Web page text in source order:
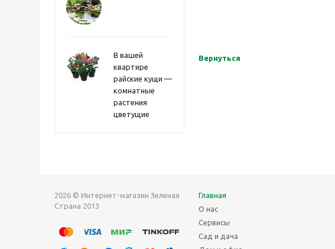
В вашей
квартире
райские кущи —
комнатные
растения
цветущие
Вернуться
2026 © Интернет-магазин Зеленая
Страна 2013
Главная
О нас
Сервисы
Сад и дача